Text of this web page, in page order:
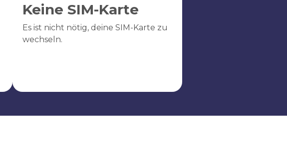
Keine SIM-Karte
Es ist nicht nötig, deine SIM-Karte zu
wechseln.